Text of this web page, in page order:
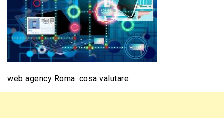
web agency Roma: cosa valutare